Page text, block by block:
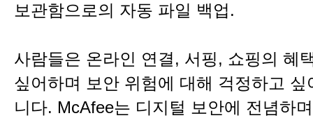
보관함으로의 자동 파일 백업.
사람들은 온라인 연결, 서핑, 쇼핑의 혜
싶어하며 보안 위험에 대해 걱정하고 싶
니다. McAfee는 디지털 보안에 전념하